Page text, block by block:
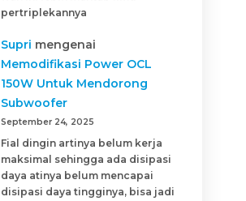
pertriplekannya
Supri mengenai
Memodifikasi Power OCL
150W Untuk Mendorong
Subwoofer
September 24, 2025
Fial dingin artinya belum kerja
maksimal sehingga ada disipasi
daya atinya belum mencapai
disipasi daya tingginya, bisa jadi